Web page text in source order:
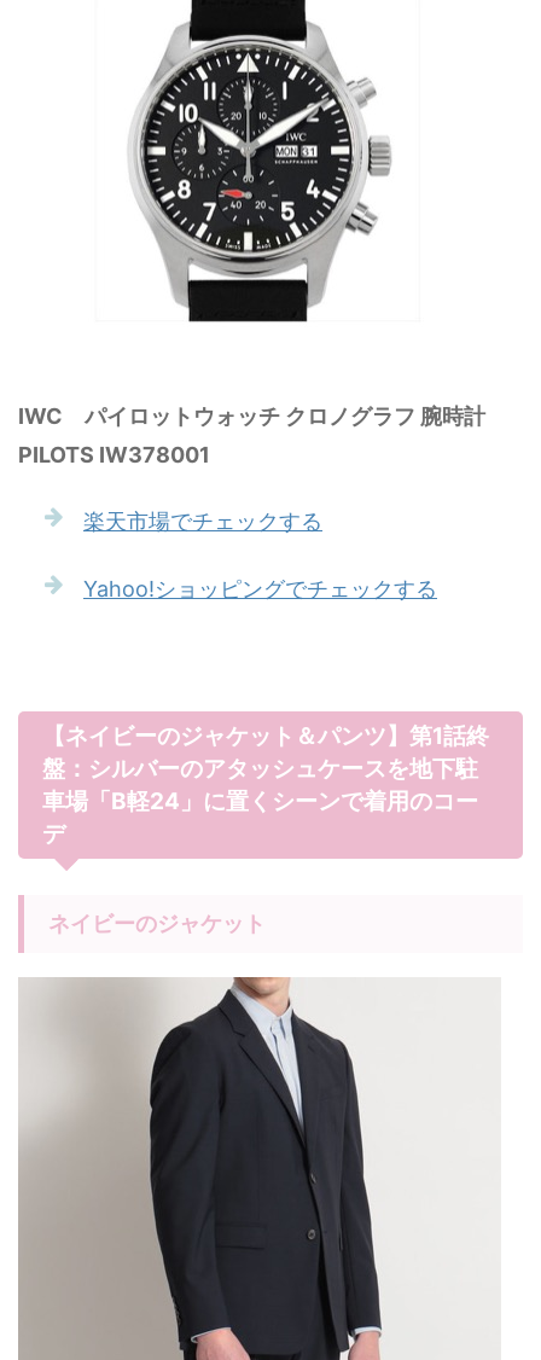
IWC パイロットウォッチ クロノグラフ 腕時計
PILOTS IW378001
楽天市場でチェックする
Yahoo!ショッピングでチェックする
【ネイビーのジャケット＆パンツ】第1話終
盤：シルバーのアタッシュケースを地下駐
車場「B軽24」に置くシーンで着用のコー
デ
ネイビーのジャケット